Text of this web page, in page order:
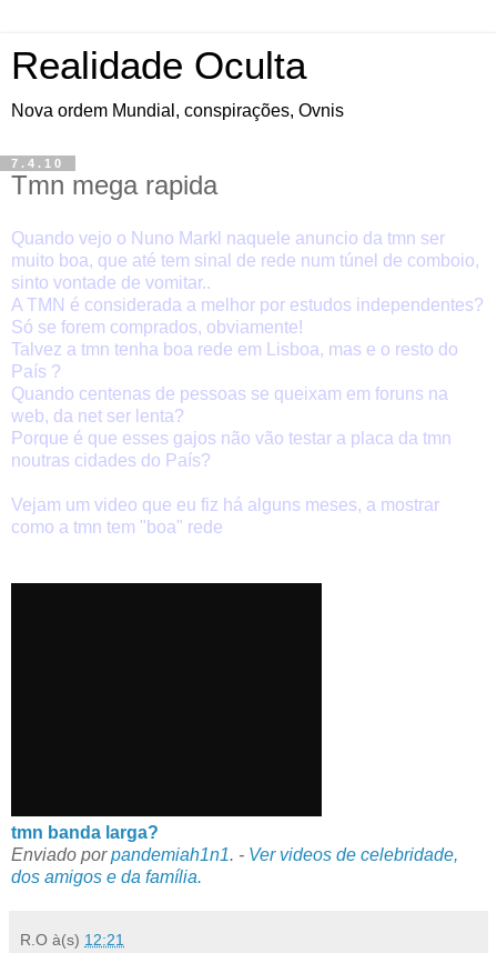
Realidade Oculta
Nova ordem Mundial, conspirações, Ovnis
7.4.10
Tmn mega rapida
Quando vejo o Nuno Markl naquele anuncio da tmn ser
muito boa, que até tem sinal de rede num túnel de comboio,
sinto vontade de vomitar..
A TMN é considerada a melhor por estudos independentes?
Só se forem comprados, obviamente!
Talvez a tmn tenha boa rede em Lisboa, mas e o resto do
País ?
Quando centenas de pessoas se queixam em foruns na
web, da net ser lenta?
Porque é que esses gajos não vão testar a placa da tmn
noutras cidades do País?
Vejam um video que eu fiz há alguns meses, a mostrar
como a tmn tem "boa" rede
tmn banda larga?
Enviado porpandemiah1n1. - Ver videos de celebridade,
dos amigos e da família.
R.O à(s) 12:21